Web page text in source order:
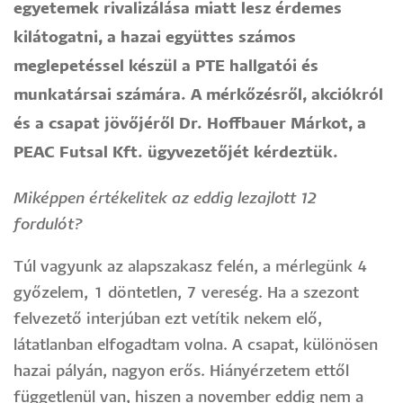
egyetemek rivalizálása miatt lesz érdemes
kilátogatni, a hazai együttes számos
meglepetéssel készül a PTE hallgatói és
munkatársai számára. A mérkőzésről, akciókról
és a csapat jövőjéről Dr. Hoffbauer Márkot, a
PEAC Futsal Kft. ügyvezetőjét kérdeztük.
Miképpen értékelitek az eddig lezajlott 12
fordulót?
Túl vagyunk az alapszakasz felén, a mérlegünk 4
győzelem, 1 döntetlen, 7 vereség. Ha a szezont
felvezető interjúban ezt vetítik nekem elő,
látatlanban elfogadtam volna. A csapat, különösen
hazai pályán, nagyon erős. Hiányérzetem ettől
függetlenül van, hiszen a november eddig nem a